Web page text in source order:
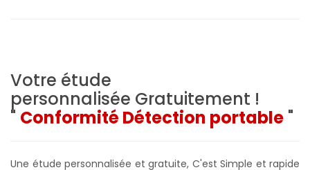
Votre étude
personnalisée Gratuitement !
" Conformité Détection portable "
Une étude personnalisée et gratuite, C'est Simple et rapide